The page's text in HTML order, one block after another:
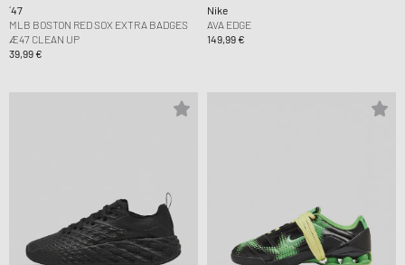
´47
MLB BOSTON RED SOX EXTRA BADGES
Æ47 CLEAN UP
39,99 €
Nike
AVA EDGE
149,99 €